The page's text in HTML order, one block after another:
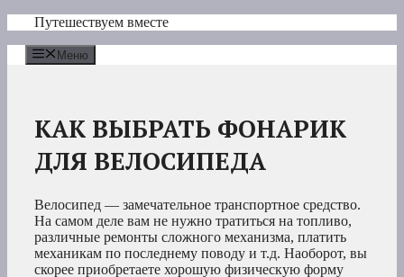
Перейти
содержимому
Путешествуем вместе
Меню
КАК ВЫБРАТЬ ФОНАРИК
ДЛЯ ВЕЛОСИПЕДА
Велосипед — замечательное транспортное средство.
На самом деле вам не нужно тратиться на топливо,
различные ремонты сложного механизма, платить
механикам по последнему поводу и т.д. Наоборот, вы
скорее приобретаете хорошую физическую форму